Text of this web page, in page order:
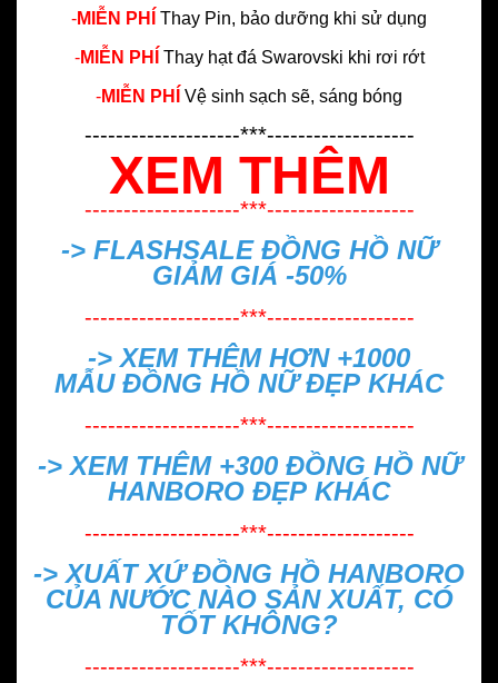
-MIỄN PHÍ Thay Pin, bảo dưỡng khi sử dụng
-MIỄN PHÍ Thay hạt đá Swarovski khi rơi rớt
-MIỄN PHÍ Vệ sinh sạch sẽ, sáng bóng
--------------------***-------------------
XEM THÊM
--------------------***-------------------
-> FLASHSALE ĐỒNG HỒ NỮ
GIẢM GIÁ -50%
--------------------***-------------------
-> XEM THÊM HƠN +1000
MẪU ĐỒNG HỒ NỮ ĐẸP KHÁC
--------------------***-------------------
-> XEM THÊM +300 ĐỒNG HỒ NỮ
HANBORO ĐẸP KHÁC
--------------------***-------------------
->XUẤT XỨ ĐỒNG HỒ HANBORO
CỦA NƯỚC NÀO SẢN XUẤT, CÓ
TỐT KHÔNG?
--------------------***-------------------